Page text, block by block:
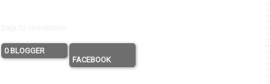
0 BLOGGER
FACEBOOK